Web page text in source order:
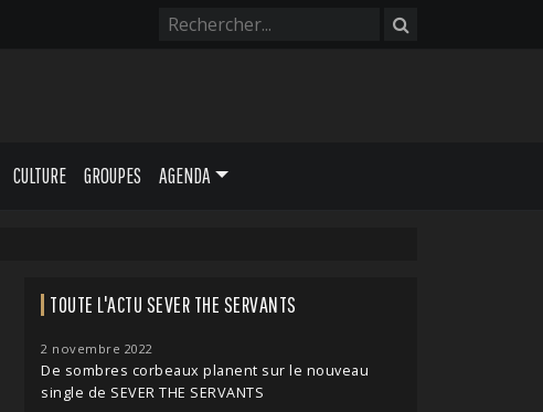
CULTURE GROUPES AGENDA
TOUTE L'ACTU SEVER THE SERVANTS
2 novembre 2022
De sombres corbeaux planent sur le nouveau
single de SEVER THE SERVANTS